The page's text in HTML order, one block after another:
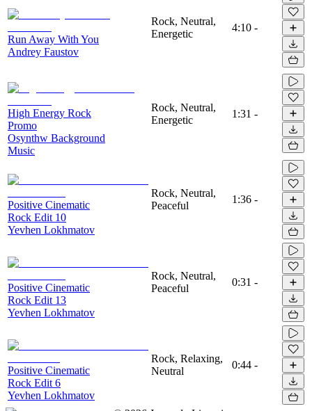
Run Away With You
Andrey Faustov
Rock, Neutral,
Energetic
4:10 -
High Energy Rock
Promo
Osynthw Background
Music
Rock, Neutral,
Energetic
1:31 -
Positive Cinematic
Rock Edit 10
Yevhen Lokhmatov
Rock, Neutral,
Peaceful
1:36 -
Positive Cinematic
Rock Edit 13
Yevhen Lokhmatov
Rock, Neutral,
Peaceful
0:31 -
Positive Cinematic
Rock Edit 6
Yevhen Lokhmatov
Rock, Relaxing,
Neutral
0:44 -